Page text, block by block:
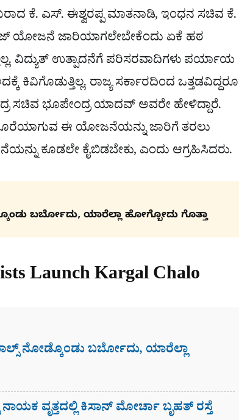
ಕೆ. ಎಸ್. ಈಶ್ವರಪ್ಪ ಮಾತನಾಡಿ, ಇಂಧನ ಸಚಿವ ಕೆ.
ಯೋಜನೆ ಜಾರಿಯಾಗಲೇಬೇಕೆಂದು ಏಕೆ ಹಠ
ವಿದ್ಯುತ್ ಉತ್ಪಾದನೆಗೆ ಪರಿಸರವಾದಿಗಳು ಪರ್ಯಾಯ
ಕಿವಿಗೊಡುತ್ತಿಲ್ಲ. ರಾಜ್ಯ ಸರ್ಕಾರದಿಂದ ಒತ್ತಡವಿದ್ದರೂ
ಸಚಿವ ಭೂಪೇಂದ್ರ ಯಾದವ್ ಅವರೇ ಹೇಳಿದ್ದಾರೆ.
ಈ ಯೋಜನೆಯನ್ನು ಜಾರಿಗೆ ತರಲು
ಕೂಡಲೇ ಕೈಬಿಡಬೇಕು, ಎಂದು ಆಗ್ರಹಿಸಿದರು.
ಬರ್ಬೋದು, ಯಾರೆಲ್ಲಾ ಹೋಗ್ಬೋದು ಗೊತ್ತಾ
Launch Kargal Chalo
ನೋಡ್ಕೊಂಡು ಬರ್ಬೋದು, ಯಾರೆಲ್ಲಾ
ವೃತ್ತದಲ್ಲಿ ಕಿಸಾನ್ ಮೋರ್ಚಾ ಬೃಹತ್ ರಸ್ತೆ